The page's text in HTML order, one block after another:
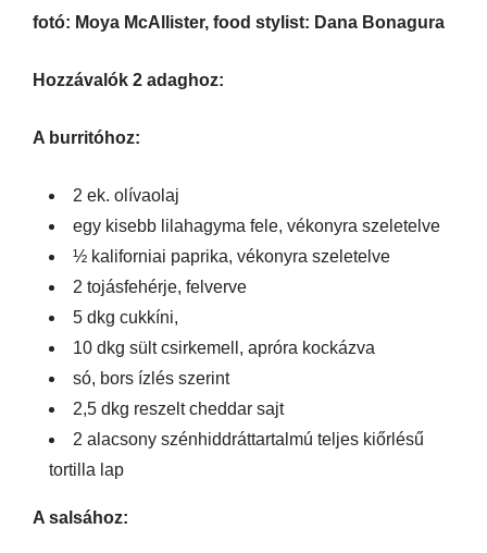
fotó: Moya McAllister, food stylist: Dana Bonagura
Hozzávalók 2 adaghoz:
A burritóhoz:
2 ek. olívaolaj
egy kisebb lilahagyma fele, vékonyra szeletelve
½ kaliforniai paprika, vékonyra szeletelve
2 tojásfehérje, felverve
5 dkg cukkíni,
10 dkg sült csirkemell, apróra kockázva
só, bors ízlés szerint
2,5 dkg reszelt cheddar sajt
2 alacsony szénhiddráttartalmú teljes kiőrlésű
tortilla lap
A salsához: